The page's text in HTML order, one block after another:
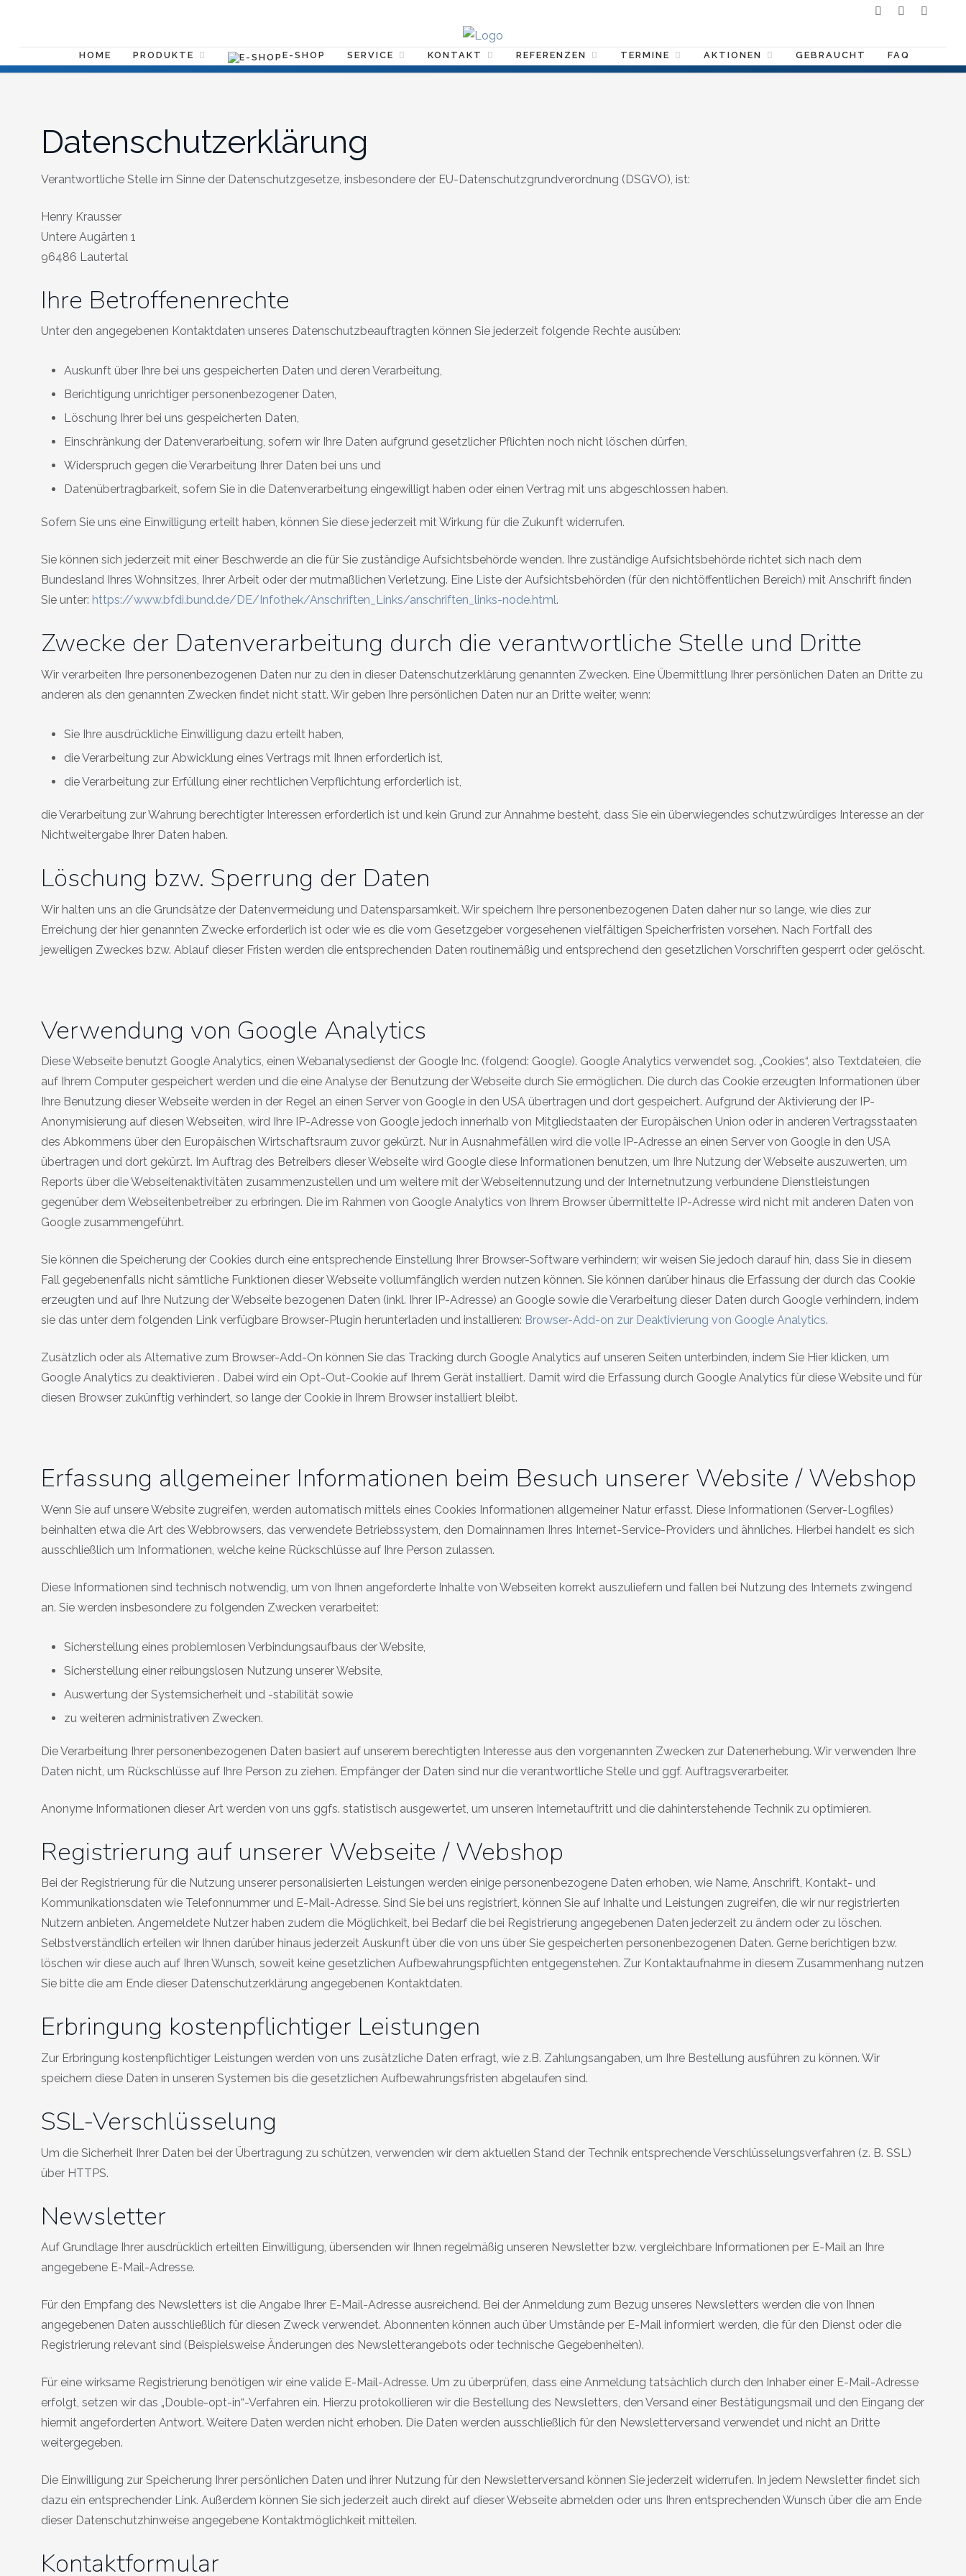
HOME PRODUKTE E-SHOP SERVICE KONTAKT REFERENZEN TERMINE AKTIONEN GEBRAUCHT FAQ
Datenschutzerklärung
Verantwortliche Stelle im Sinne der Datenschutzgesetze, insbesondere der EU-Datenschutzgrundverordnung (DSGVO), ist:
Henry Krausser
Untere Augärten 1
96486 Lautertal
Ihre Betroffenenrechte
Unter den angegebenen Kontaktdaten unseres Datenschutzbeauftragten können Sie jederzeit folgende Rechte ausüben:
Auskunft über Ihre bei uns gespeicherten Daten und deren Verarbeitung,
Berichtigung unrichtiger personenbezogener Daten,
Löschung Ihrer bei uns gespeicherten Daten,
Einschränkung der Datenverarbeitung, sofern wir Ihre Daten aufgrund gesetzlicher Pflichten noch nicht löschen dürfen,
Widerspruch gegen die Verarbeitung Ihrer Daten bei uns und
Datenübertragbarkeit, sofern Sie in die Datenverarbeitung eingewilligt haben oder einen Vertrag mit uns abgeschlossen haben.
Sofern Sie uns eine Einwilligung erteilt haben, können Sie diese jederzeit mit Wirkung für die Zukunft widerrufen.
Sie können sich jederzeit mit einer Beschwerde an die für Sie zuständige Aufsichtsbehörde wenden. Ihre zuständige Aufsichtsbehörde richtet sich nach dem
Bundesland Ihres Wohnsitzes, Ihrer Arbeit oder der mutmaßlichen Verletzung. Eine Liste der Aufsichtsbehörden (für den nichtöffentlichen Bereich) mit Anschrift finden
Sie unter: https://www.bfdi.bund.de/DE/Infothek/Anschriften_Links/anschriften_links-node.html.
Zwecke der Datenverarbeitung durch die verantwortliche Stelle und Dritte
Wir verarbeiten Ihre personenbezogenen Daten nur zu den in dieser Datenschutzerklärung genannten Zwecken. Eine Übermittlung Ihrer persönlichen Daten an Dritte zu
anderen als den genannten Zwecken findet nicht statt. Wir geben Ihre persönlichen Daten nur an Dritte weiter, wenn:
Sie Ihre ausdrückliche Einwilligung dazu erteilt haben,
die Verarbeitung zur Abwicklung eines Vertrags mit Ihnen erforderlich ist,
die Verarbeitung zur Erfüllung einer rechtlichen Verpflichtung erforderlich ist,
die Verarbeitung zur Wahrung berechtigter Interessen erforderlich ist und kein Grund zur Annahme besteht, dass Sie ein überwiegendes schutzwürdiges Interesse an der
Nichtweitergabe Ihrer Daten haben.
Löschung bzw. Sperrung der Daten
Wir halten uns an die Grundsätze der Datenvermeidung und Datensparsamkeit. Wir speichern Ihre personenbezogenen Daten daher nur so lange, wie dies zur
Erreichung der hier genannten Zwecke erforderlich ist oder wie es die vom Gesetzgeber vorgesehenen vielfältigen Speicherfristen vorsehen. Nach Fortfall des
jeweiligen Zweckes bzw. Ablauf dieser Fristen werden die entsprechenden Daten routinemäßig und entsprechend den gesetzlichen Vorschriften gesperrt oder gelöscht.
Verwendung von Google Analytics
Diese Webseite benutzt Google Analytics, einen Webanalysedienst der Google Inc. (folgend: Google). Google Analytics verwendet sog. „Cookies“, also Textdateien, die
auf Ihrem Computer gespeichert werden und die eine Analyse der Benutzung der Webseite durch Sie ermöglichen. Die durch das Cookie erzeugten Informationen über
Ihre Benutzung dieser Webseite werden in der Regel an einen Server von Google in den USA übertragen und dort gespeichert. Aufgrund der Aktivierung der IP-
Anonymisierung auf diesen Webseiten, wird Ihre IP-Adresse von Google jedoch innerhalb von Mitgliedstaaten der Europäischen Union oder in anderen Vertragsstaaten
des Abkommens über den Europäischen Wirtschaftsraum zuvor gekürzt. Nur in Ausnahmefällen wird die volle IP-Adresse an einen Server von Google in den USA
übertragen und dort gekürzt. Im Auftrag des Betreibers dieser Webseite wird Google diese Informationen benutzen, um Ihre Nutzung der Webseite auszuwerten, um
Reports über die Webseitenaktivitäten zusammenzustellen und um weitere mit der Webseitennutzung und der Internetnutzung verbundene Dienstleistungen
gegenüber dem Webseitenbetreiber zu erbringen. Die im Rahmen von Google Analytics von Ihrem Browser übermittelte IP-Adresse wird nicht mit anderen Daten von
Google zusammengeführt.
Sie können die Speicherung der Cookies durch eine entsprechende Einstellung Ihrer Browser-Software verhindern; wir weisen Sie jedoch darauf hin, dass Sie in diesem
Fall gegebenenfalls nicht sämtliche Funktionen dieser Webseite vollumfänglich werden nutzen können. Sie können darüber hinaus die Erfassung der durch das Cookie
erzeugten und auf Ihre Nutzung der Webseite bezogenen Daten (inkl. Ihrer IP-Adresse) an Google sowie die Verarbeitung dieser Daten durch Google verhindern, indem
sie das unter dem folgenden Link verfügbare Browser-Plugin herunterladen und installieren: Browser-Add-on zur Deaktivierung von Google Analytics.
Zusätzlich oder als Alternative zum Browser-Add-On können Sie das Tracking durch Google Analytics auf unseren Seiten unterbinden, indem Sie Hier klicken, um
Google Analytics zu deaktivieren . Dabei wird ein Opt-Out-Cookie auf Ihrem Gerät installiert. Damit wird die Erfassung durch Google Analytics für diese Website und für
diesen Browser zukünftig verhindert, so lange der Cookie in Ihrem Browser installiert bleibt.
Erfassung allgemeiner Informationen beim Besuch unserer Website / Webshop
Wenn Sie auf unsere Website zugreifen, werden automatisch mittels eines Cookies Informationen allgemeiner Natur erfasst. Diese Informationen (Server-Logfiles)
beinhalten etwa die Art des Webbrowsers, das verwendete Betriebssystem, den Domainnamen Ihres Internet-Service-Providers und ähnliches. Hierbei handelt es sich
ausschließlich um Informationen, welche keine Rückschlüsse auf Ihre Person zulassen.
Diese Informationen sind technisch notwendig, um von Ihnen angeforderte Inhalte von Webseiten korrekt auszuliefern und fallen bei Nutzung des Internets zwingend
an. Sie werden insbesondere zu folgenden Zwecken verarbeitet:
Sicherstellung eines problemlosen Verbindungsaufbaus der Website,
Sicherstellung einer reibungslosen Nutzung unserer Website,
Auswertung der Systemsicherheit und -stabilität sowie
zu weiteren administrativen Zwecken.
Die Verarbeitung Ihrer personenbezogenen Daten basiert auf unserem berechtigten Interesse aus den vorgenannten Zwecken zur Datenerhebung. Wir verwenden Ihre
Daten nicht, um Rückschlüsse auf Ihre Person zu ziehen. Empfänger der Daten sind nur die verantwortliche Stelle und ggf. Auftragsverarbeiter.
Anonyme Informationen dieser Art werden von uns ggfs. statistisch ausgewertet, um unseren Internetauftritt und die dahinterstehende Technik zu optimieren.
Registrierung auf unserer Webseite / Webshop
Bei der Registrierung für die Nutzung unserer personalisierten Leistungen werden einige personenbezogene Daten erhoben, wie Name, Anschrift, Kontakt- und
Kommunikationsdaten wie Telefonnummer und E-Mail-Adresse. Sind Sie bei uns registriert, können Sie auf Inhalte und Leistungen zugreifen, die wir nur registrierten
Nutzern anbieten. Angemeldete Nutzer haben zudem die Möglichkeit, bei Bedarf die bei Registrierung angegebenen Daten jederzeit zu ändern oder zu löschen.
Selbstverständlich erteilen wir Ihnen darüber hinaus jederzeit Auskunft über die von uns über Sie gespeicherten personenbezogenen Daten. Gerne berichtigen bzw.
löschen wir diese auch auf Ihren Wunsch, soweit keine gesetzlichen Aufbewahrungspflichten entgegenstehen. Zur Kontaktaufnahme in diesem Zusammenhang nutzen
Sie bitte die am Ende dieser Datenschutzerklärung angegebenen Kontaktdaten.
Erbringung kostenpflichtiger Leistungen
Zur Erbringung kostenpflichtiger Leistungen werden von uns zusätzliche Daten erfragt, wie z.B. Zahlungsangaben, um Ihre Bestellung ausführen zu können. Wir
speichern diese Daten in unseren Systemen bis die gesetzlichen Aufbewahrungsfristen abgelaufen sind.
SSL-Verschlüsselung
Um die Sicherheit Ihrer Daten bei der Übertragung zu schützen, verwenden wir dem aktuellen Stand der Technik entsprechende Verschlüsselungsverfahren (z. B. SSL)
über HTTPS.
Newsletter
Auf Grundlage Ihrer ausdrücklich erteilten Einwilligung, übersenden wir Ihnen regelmäßig unseren Newsletter bzw. vergleichbare Informationen per E-Mail an Ihre
angegebene E-Mail-Adresse.
Für den Empfang des Newsletters ist die Angabe Ihrer E-Mail-Adresse ausreichend. Bei der Anmeldung zum Bezug unseres Newsletters werden die von Ihnen
angegebenen Daten ausschließlich für diesen Zweck verwendet. Abonnenten können auch über Umstände per E-Mail informiert werden, die für den Dienst oder die
Registrierung relevant sind (Beispielsweise Änderungen des Newsletterangebots oder technische Gegebenheiten).
Für eine wirksame Registrierung benötigen wir eine valide E-Mail-Adresse. Um zu überprüfen, dass eine Anmeldung tatsächlich durch den Inhaber einer E-Mail-Adresse
erfolgt, setzen wir das „Double-opt-in“-Verfahren ein. Hierzu protokollieren wir die Bestellung des Newsletters, den Versand einer Bestätigungsmail und den Eingang der
hiermit angeforderten Antwort. Weitere Daten werden nicht erhoben. Die Daten werden ausschließlich für den Newsletterversand verwendet und nicht an Dritte
weitergegeben.
Die Einwilligung zur Speicherung Ihrer persönlichen Daten und ihrer Nutzung für den Newsletterversand können Sie jederzeit widerrufen. In jedem Newsletter findet sich
dazu ein entsprechender Link. Außerdem können Sie sich jederzeit auch direkt auf dieser Webseite abmelden oder uns Ihren entsprechenden Wunsch über die am Ende
dieser Datenschutzhinweise angegebene Kontaktmöglichkeit mitteilen.
Kontaktformular